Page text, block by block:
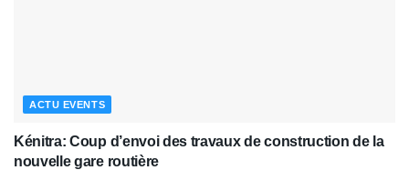
ACTU EVENTS
Kénitra: Coup d’envoi des travaux de construction de la
nouvelle gare routière